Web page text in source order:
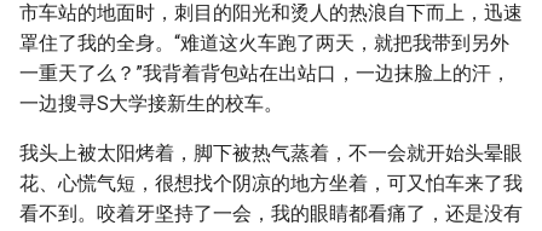
市车站的地面时，刺目的阳光和烫人的热浪自下而上，迅速
罩住了我的全身。“难道这火车跑了两天，就把我带到另外
一重天了么？”我背着背包站在出站口，一边抹脸上的汗，
一边搜寻S大学接新生的校车。
我头上被太阳烤着，脚下被热气蒸着，不一会就开始头晕眼
花、心慌气短，很想找个阴凉的地方坐着，可又怕车来了我
看不到。咬着牙坚持了一会，我的眼睛都看痛了，还是没有